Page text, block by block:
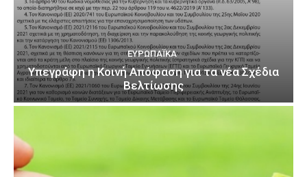
ΕΥΡΩΠΑΪΚΆ
Υπεγράφη η Κοινή Απόφαση για τα νέα Σχέδια
Βελτίωσης